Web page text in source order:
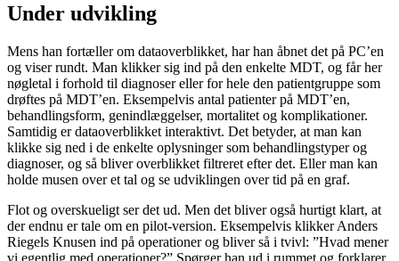
Under udvikling
Mens han fortæller om dataoverblikket, har han åbnet det på PC’en
og viser rundt. Man klikker sig ind på den enkelte MDT, og får her
nøgletal i forhold til diagnoser eller for hele den patientgruppe som
drøftes på MDT’en. Eksempelvis antal patienter på MDT’en,
behandlingsform, genindlæggelser, mortalitet og komplikationer.
Samtidig er dataoverblikket interaktivt. Det betyder, at man kan
klikke sig ned i de enkelte oplysninger som behandlingstyper og
diagnoser, og så bliver overblikket filtreret efter det. Eller man kan
holde musen over et tal og se udviklingen over tid på en graf.
Flot og overskueligt ser det ud. Men det bliver også hurtigt klart, at
der endnu er tale om en pilot-version. Eksempelvis klikker Anders
Riegels Knusen ind på operationer og bliver så i tvivl: ”Hvad mener
vi egentlig med operationer?” Spørger han ud i rummet og forklarer,